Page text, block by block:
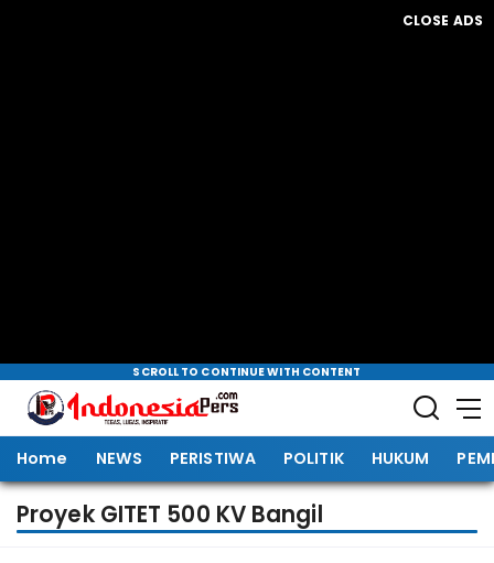
CLOSE ADS
SCROLL TO CONTINUE WITH CONTENT
Home NEWS PERISTIWA POLITIK HUKUM
Proyek GITET 500 KV Bangil